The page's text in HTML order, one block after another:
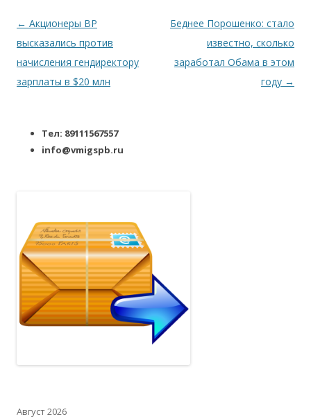
Навигация по записям
← Акционеры BP
высказались против
начисления гендиректору
зарплаты в $20 млн
Беднее Порошенко: стало
известно, сколько
заработал Обама в этом
году →
Тел: 89111567557
info@vmigspb.ru
Август 2026